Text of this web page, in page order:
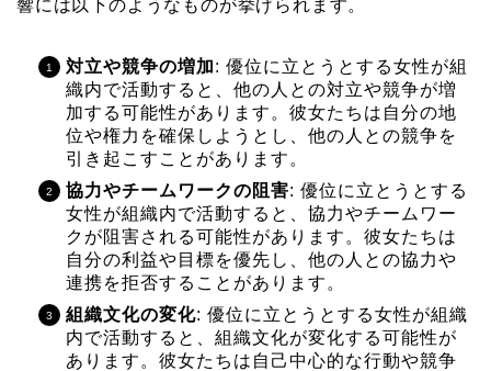
響には以下のようなものが挙げられます。
対立や競争の増加: 優位に立とうとする女性が組
織内で活動すると、他の人との対立や競争が増
加する可能性があります。彼女たちは自分の地
位や権力を確保しようとし、他の人との競争を
引き起こすことがあります。
協力やチームワークの阻害: 優位に立とうとする
女性が組織内で活動すると、協力やチームワー
クが阻害される可能性があります。彼女たちは
自分の利益や目標を優先し、他の人との協力や
連携を拒否することがあります。
組織文化の変化: 優位に立とうとする女性が組織
内で活動すると、組織文化が変化する可能性が
あります。彼女たちは自己中心的な行動や競争